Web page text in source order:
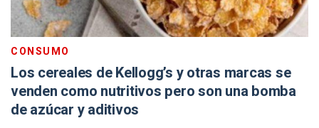
CONSUMO
Los cereales de Kellogg’s y otras marcas se
venden como nutritivos pero son una bomba
de azúcar y aditivos